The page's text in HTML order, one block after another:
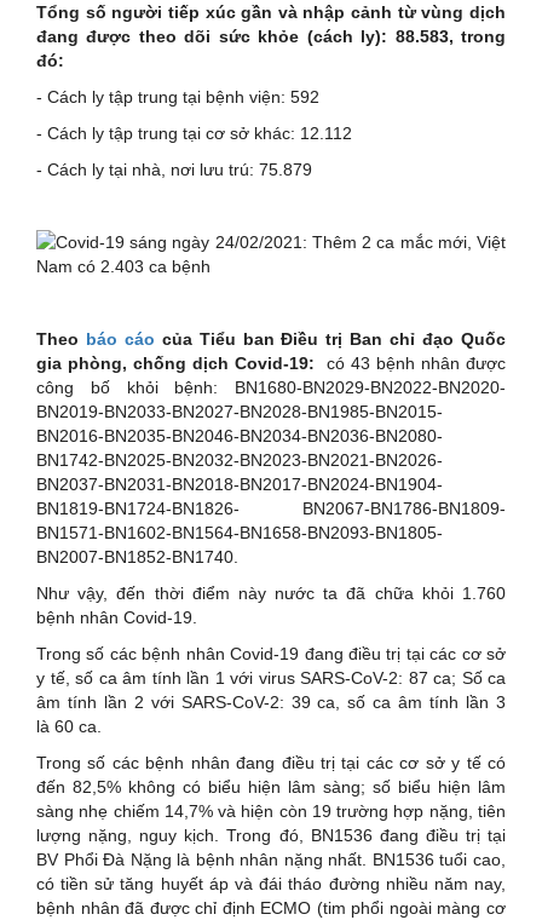
Tổng số người tiếp xúc gần và nhập cảnh từ vùng dịch
đang được theo dõi sức khỏe (cách ly): 88.583, trong
đó:
- Cách ly tập trung tại bệnh viện: 592
- Cách ly tập trung tại cơ sở khác: 12.112
- Cách ly tại nhà, nơi lưu trú: 75.879
Theo báo cáo của Tiểu ban Điều trị Ban chỉ đạo Quốc
gia phòng, chống dịch Covid-19: có 43 bệnh nhân được
công bố khỏi bệnh: BN1680-BN2029-BN2022-BN2020-
BN2019-BN2033-BN2027-BN2028-BN1985-BN2015-
BN2016-BN2035-BN2046-BN2034-BN2036-BN2080-
BN1742-BN2025-BN2032-BN2023-BN2021-BN2026-
BN2037-BN2031-BN2018-BN2017-BN2024-BN1904-
BN1819-BN1724-BN1826- BN2067-BN1786-BN1809-
BN1571-BN1602-BN1564-BN1658-BN2093-BN1805-
BN2007-BN1852-BN1740.
Như vậy, đến thời điểm này nước ta đã chữa khỏi 1.760
bệnh nhân Covid-19.
Trong số các bệnh nhân Covid-19 đang điều trị tại các cơ sở
y tế, số ca âm tính lần 1 với virus SARS-CoV-2: 87 ca; Số ca
âm tính lần 2 với SARS-CoV-2: 39 ca, số ca âm tính lần 3
là 60 ca.
Trong số các bệnh nhân đang điều trị tại các cơ sở y tế có
đến 82,5% không có biểu hiện lâm sàng; số biểu hiện lâm
sàng nhẹ chiếm 14,7% và hiện còn 19 trường hợp nặng, tiên
lượng nặng, nguy kịch. Trong đó, BN1536 đang điều trị tại
BV Phổi Đà Nặng là bệnh nhân nặng nhất. BN1536 tuổi cao,
có tiền sử tăng huyết áp và đái tháo đường nhiều năm nay,
bệnh nhân đã được chỉ định ECMO (tim phổi ngoài màng cơ